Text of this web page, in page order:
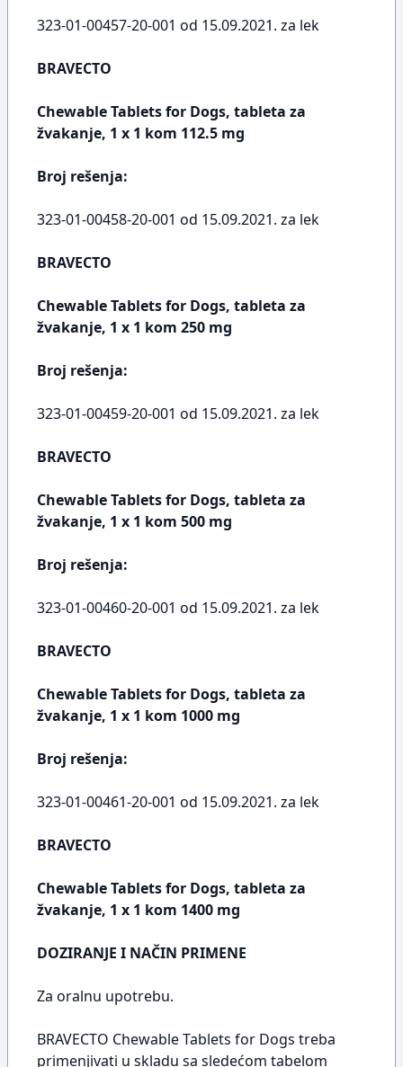
323-01-00457-20-001 od 15.09.2021. za lek
BRAVECTO
Chewable Tablets for Dogs, tableta za
žvakanje, 1 x 1 kom 112.5 mg
Broj rešenja:
323-01-00458-20-001 od 15.09.2021. za lek
BRAVECTO
Chewable Tablets for Dogs, tableta za
žvakanje, 1 x 1 kom 250 mg
Broj rešenja:
323-01-00459-20-001 od 15.09.2021. za lek
BRAVECTO
Chewable Tablets for Dogs, tableta za
žvakanje, 1 x 1 kom 500 mg
Broj rešenja:
323-01-00460-20-001 od 15.09.2021. za lek
BRAVECTO
Chewable Tablets for Dogs, tableta za
žvakanje, 1 x 1 kom 1000 mg
Broj rešenja:
323-01-00461-20-001 od 15.09.2021. za lek
BRAVECTO
Chewable Tablets for Dogs, tableta za
žvakanje, 1 x 1 kom 1400 mg
DOZIRANJE I NAČIN PRIMENE
Za oralnu upotrebu.
BRAVECTO Chewable Tablets for Dogs treba
primenjivati u skladu sa sledećom tabelom